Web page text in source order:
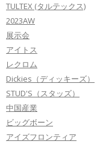
TULTEX (タルテックス)
2023AW
展示会
アイトス
レクロム
Dickies（ディッキーズ）
STUD'S（スタッズ）
中国産業
ビッグボーン
アイズフロンティア